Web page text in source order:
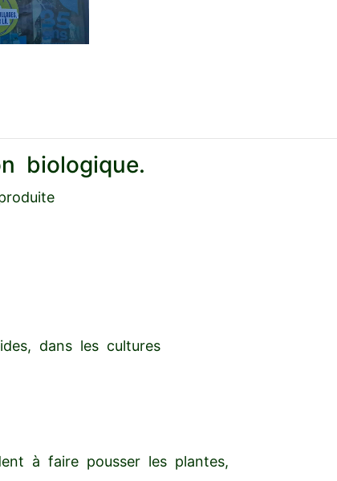
biologique.
dans les cultures
à faire pousser les plantes,